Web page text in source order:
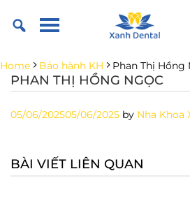
Home Bảo hành KH Phan Thị Hồng
PHAN THỊ HỒNG NGỌC
05/06/202505/06/2025 by Nha Khoa
BÀI VIẾT LIÊN QUAN